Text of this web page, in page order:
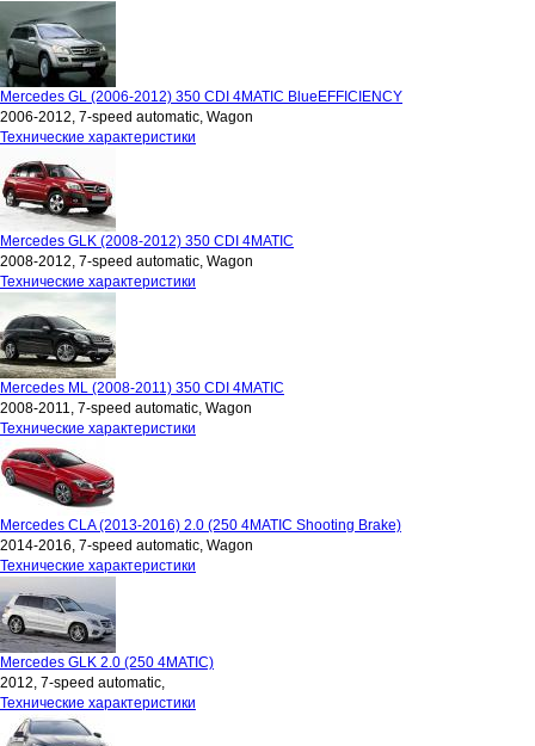
Mercedes GL (2006-2012) 350 CDI 4MATIC BlueEFFICIENCY
2006-2012, 7-speed automatic, Wagon
Технические характеристики
Mercedes GLK (2008-2012) 350 CDI 4MATIC
2008-2012, 7-speed automatic, Wagon
Технические характеристики
Mercedes ML (2008-2011) 350 CDI 4MATIC
2008-2011, 7-speed automatic, Wagon
Технические характеристики
Mercedes CLA (2013-2016) 2.0 (250 4MATIC Shooting Brake)
2014-2016, 7-speed automatic, Wagon
Технические характеристики
Mercedes GLK 2.0 (250 4MATIC)
2012, 7-speed automatic,
Технические характеристики